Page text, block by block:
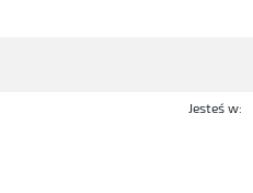
Jesteś w: